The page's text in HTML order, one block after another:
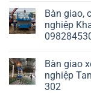
Bàn giao,
nghiệp
Bàn giao
nghiệp
302